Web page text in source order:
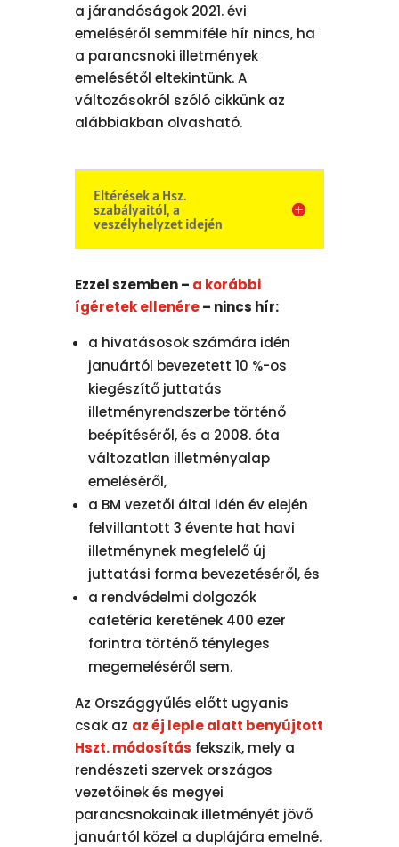
a járandóságok 2021. évi
emeléséről semmiféle hír nincs, ha
a parancsnoki illetmények
emelésétől eltekintünk. A
változásokról szóló cikkünk az
alábbiakban olvasható.
Eltérések a Hsz.
szabályaitól, a
veszélyhelyzet idején
Ezzel szemben – a korábbi
ígéretek ellenére– nincs hír:
a hivatásosok számára idén
januártól bevezetett 10 %-os
kiegészítő juttatás
illetményrendszerbe történő
beépítéséről, és a 2008. óta
változatlan illetményalap
emeléséről,
a BM vezetői által idén év elején
felvillantott 3 évente hat havi
illetménynek megfelelő új
juttatási forma bevezetéséről, és
a rendvédelmi dolgozók
cafetéria keretének 400 ezer
forintra történő tényleges
megemeléséről sem.
Az Országgyűlés előtt ugyanis
csak az az éj leple alatt benyújtott
Hszt. módosítás fekszik, mely a
rendészeti szervek országos
vezetőinek és megyei
parancsnokainak illetményét jövő
januártól közel a duplájára emelné.